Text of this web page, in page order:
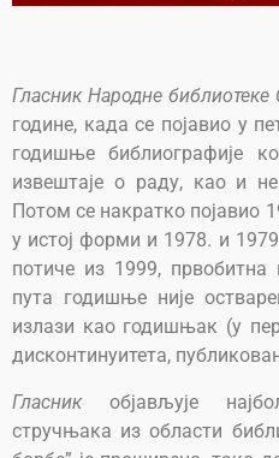
Гласник Народне библиотеке
године, када се појавио у
годишње библиографије
извештаје о раду, као и
Потом се накратко појавио
у истој форми и 1978. и
потиче из 1999, првобитна
пута годишње није
излази као годишњак (у
дисконтинуитета,
Гласникобјављује
стручњака из области